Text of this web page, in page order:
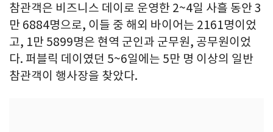
참관객은 비즈니스 데이로 운영한 2~4일 사흘 동안 3
만 6884명으로, 이들 중 해외 바이어는 2161명이었
고, 1만 5899명은 현역 군인과 군무원, 공무원이었
다. 퍼블릭 데이였던 5~6일에는 5만 명 이상의 일반
참관객이 행사장을 찾았다.